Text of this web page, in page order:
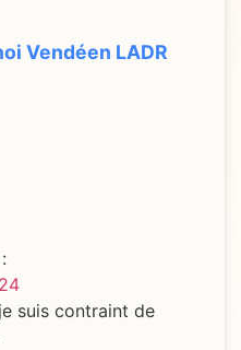
Vendéen LADR
suis contraint de